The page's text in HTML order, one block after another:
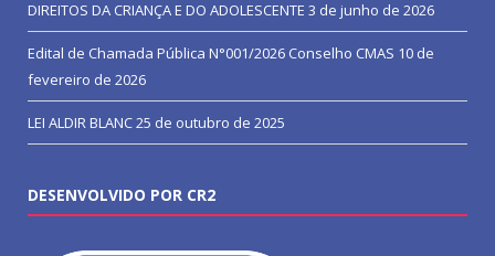
DIREITOS DA CRIANÇA E DO ADOLESCENTE 3 de junho de 2026
Edital de Chamada Pública N°001/2026 Conselho CMAS 10 de
fevereiro de 2026
LEI ALDIR BLANC25 de outubro de 2025
DESENVOLVIDO POR CR2